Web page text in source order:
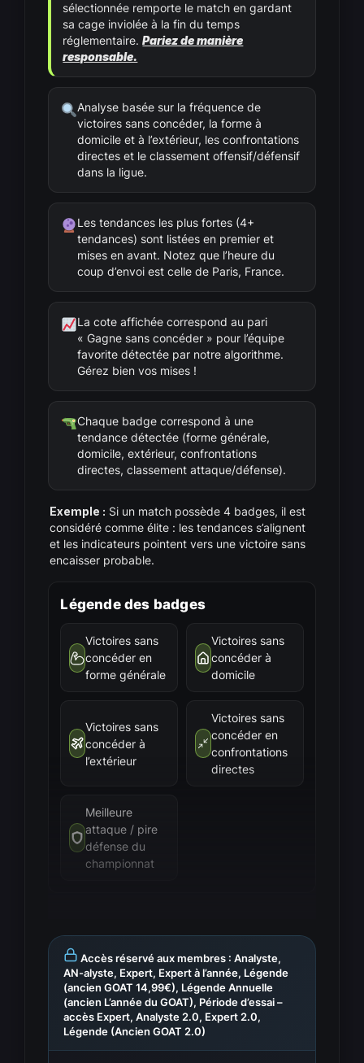
sélectionnée remporte le match en gardant
sa cage inviolée à la fin du temps
réglementaire.Pariez de manière
responsable.
Analyse basée sur la fréquence de
victoires sans concéder, la forme à
domicile et à l’extérieur, les confrontations
directes et le classement offensif/défensif
dans la ligue.
Les tendances les plus fortes (4+
tendances) sont listées en premier et
mises en avant. Notez que l’heure du
coup d’envoi est celle de Paris, France.
La cote affichée correspond au pari
« Gagne sans concéder » pour l’équipe
favorite détectée par notre algorithme.
Gérez bien vos mises !
Chaque badge correspond à une
tendance détectée (forme générale,
domicile, extérieur, confrontations
directes, classement attaque/défense).
Exemple : Si un match possède 4 badges, il est
considéré comme élite : les tendances s’alignent
et les indicateurs pointent vers une victoire sans
encaisser probable.
Légende des badges
Victoires sans
concéder en
forme générale
Victoires sans
concéder à
domicile
Victoires sans
concéder à
l’extérieur
Victoires sans
concéder en
confrontations
directes
Meilleure
attaque / pire
défense du
championnat
Accès réservé aux membres : Analyste,
AN-alyste, Expert, Expert à l’année, Légende
(ancien GOAT 14,99€), Légende Annuelle
(ancien L’année du GOAT), Période d’essai –
accès Expert, Analyste 2.0, Expert 2.0,
Légende (Ancien GOAT 2.0)